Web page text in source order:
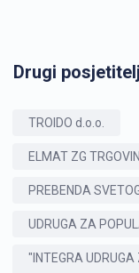
Drugi
TROIDO d.o.o.
ELMAT ZG
PREBENDA
UDRUGA ZA
"INTEGRA